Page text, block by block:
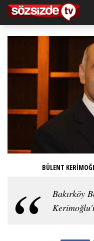
BÜLENT
Bakırköy